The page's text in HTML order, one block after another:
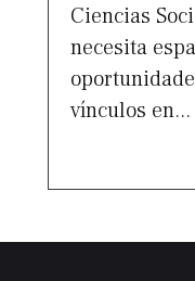
Ciencias
necesita
vínculos en...